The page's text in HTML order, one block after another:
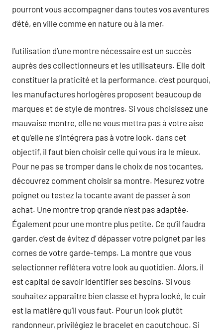
pourront vous accompagner dans toutes vos aventures
d’été, en ville comme en nature ou à la mer.
l’utilisation d’une montre nécessaire est un succès
auprès des collectionneurs et les utilisateurs. Elle doit
constituer la praticité et la performance. c’est pourquoi,
les manufactures horlogères proposent beaucoup de
marques et de style de montres. Si vous choisissez une
mauvaise montre, elle ne vous mettra pas à votre aise
et qu’elle ne s’intégrera pas à votre look. dans cet
objectif, il faut bien choisir celle qui vous ira le mieux.
Pour ne pas se tromper dans le choix de nos tocantes,
découvrez comment choisir sa montre. Mesurez votre
poignet ou testez la tocante avant de passer à son
achat. Une montre trop grande n’est pas adaptée.
Également pour une montre plus petite. Ce qu’il faudra
garder, c’est de évitez d’ dépasser votre poignet par les
cornes de votre garde-temps. La montre que vous
selectionner reflétera votre look au quotidien. Alors, il
est capital de savoir identifier ses besoins. Si vous
souhaitez apparaître bien classe et hypra looké, le cuir
est la matière qu’il vous faut. Pour un look plutôt
randonneur, privilégiez le bracelet en caoutchouc. Si